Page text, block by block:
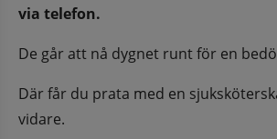
via telefon.
De går att nå dygnet runt för en
Där får du prata med en
vidare.